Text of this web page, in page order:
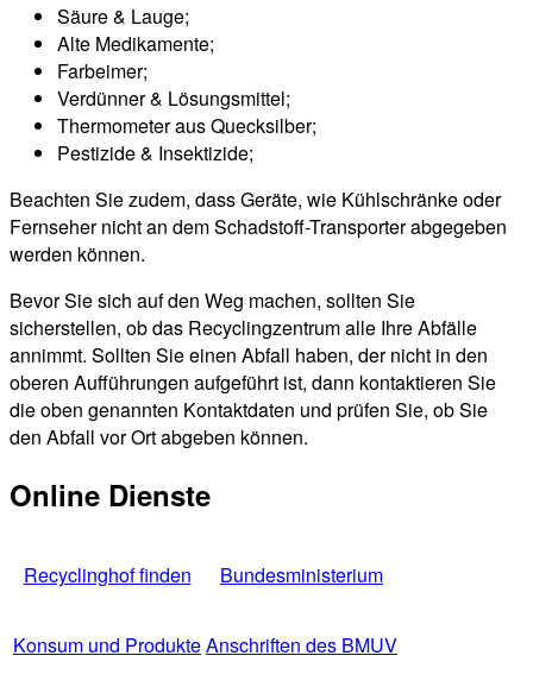
Säure & Lauge;
Alte Medikamente;
Farbeimer;
Verdünner & Lösungsmittel;
Thermometer aus Quecksilber;
Pestizide & Insektizide;
Beachten Sie zudem, dass Geräte, wie Kühlschränke oder
Fernseher nicht an dem Schadstoff-Transporter abgegeben
werden können.
Bevor Sie sich auf den Weg machen, sollten Sie
sicherstellen, ob das Recyclingzentrum alle Ihre Abfälle
annimmt. Sollten Sie einen Abfall haben, der nicht in den
oberen Aufführungen aufgeführt ist, dann kontaktieren Sie
die oben genannten Kontaktdaten und prüfen Sie, ob Sie
den Abfall vor Ort abgeben können.
Online Dienste
Recyclinghof finden Bundesministerium
Konsum und ProdukteAnschriften des BMUV